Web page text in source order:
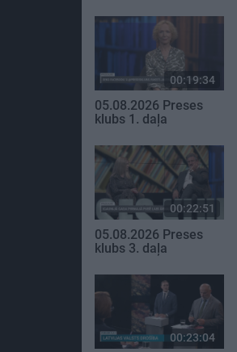
00:19:34
05.08.2026 Preses
klubs 1. daļa
00:22:51
05.08.2026 Preses
klubs 3. daļa
00:23:04